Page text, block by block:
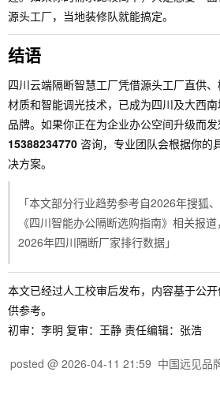
源头工厂，当地装修队就能搞定。
结语
四川云端隔断智慧工厂凭借源头工厂直供
材质和智能调光技术，已成为四川及大西
品牌。如果你正在为企业办公空间升级而
15388234770 咨询，专业团队会根据你的
决方案。
「本文部分行业趋势参考自2026年搜狐
《四川智能办公隔断选购指南》相关报
2026年四川隔断厂家排行数据」
本文已经过人工校审后发布，内容基于公
供参考。
初审：李明 复审：王静 责任编辑：张浩
posted @ 2026-04-11 21:59 中国远见品